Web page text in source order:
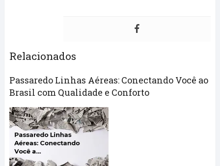
Relacionados
Passaredo Linhas Aéreas: Conectando Você ao
Brasil com Qualidade e Conforto